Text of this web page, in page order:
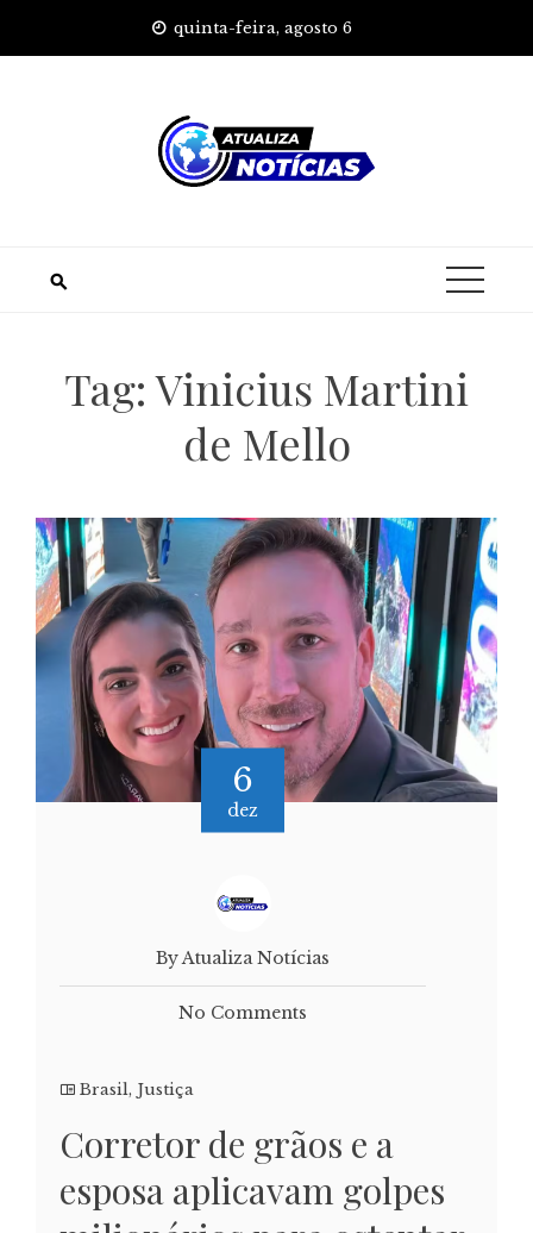
quinta-feira, agosto 6
Tag:Vinicius Martini
de Mello
6
dez
By Atualiza Notícias
No Comments
Brasil, Justiça
Corretor de grãos e a
esposa aplicavam golpes